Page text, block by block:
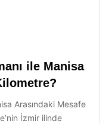
ile Manisa
Arasındaki Mesafe
İzmir ilinde